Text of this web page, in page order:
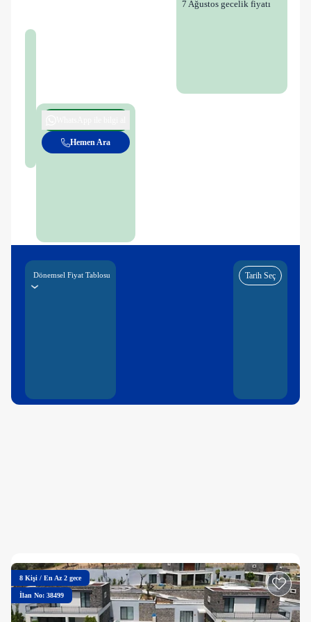
7 Ağustos gecelik fiyatı
Hemen Ara
Dönemsel Fiyat Tablosu Tarih Seç
8 Kişi / En Az 2 gece
İlan No: 38499